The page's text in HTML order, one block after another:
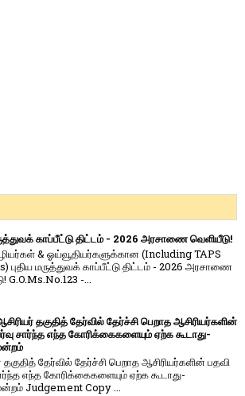
காப்பீட்டு திட்டம் - 2026 அரசாணை வெளியீடு!
& ஓய்வூதியர்களுக்கான (Including TAPS
புதிய மருத்துவக் காப்பீட்டு திட்டம் - 2026 அரசாணை
G.O.Ms.No.123 -...
தகுதித் தேர்வில் தேர்ச்சி பெறாத ஆசிரியர்களின்
சார்ந்த எந்த கோரிக்கைகளையும் ஏற்க கூடாது-
தகுதித் தேர்வில் தேர்ச்சி பெறாத ஆசிரியர்களின் பதவி
எந்த கோரிக்கைகளையும் ஏற்க கூடாது-
Judgement Copy ...